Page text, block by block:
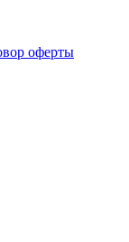
оферты